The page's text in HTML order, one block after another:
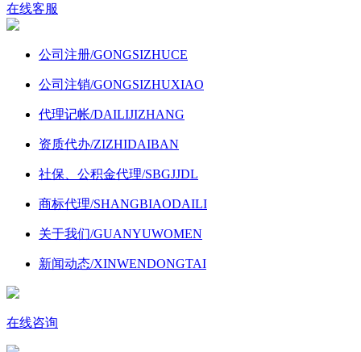
在线客服
公司注册/GONGSIZHUCE
公司注销/GONGSIZHUXIAO
代理记帐/DAILIJIZHANG
资质代办/ZIZHIDAIBAN
社保、公积金代理/SBGJJDL
商标代理/SHANGBIAODAILI
关于我们/GUANYUWOMEN
新闻动态/XINWENDONGTAI
在线咨询